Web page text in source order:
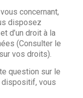
concernant,
disposez
d’un droit à la
(Consulter le
vos droits).
question sur le
dispositif, vous